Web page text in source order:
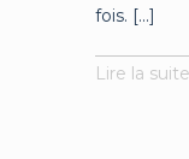
fois. [...]
Lire la